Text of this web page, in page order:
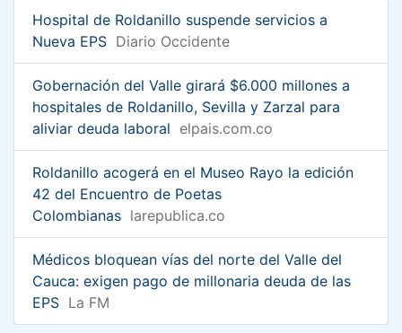
Hospital de Roldanillo suspende servicios a
Nueva EPS Diario Occidente
Gobernación del Valle girará $6.000 millones a
hospitales de Roldanillo, Sevilla y Zarzal para
aliviar deuda laboral elpais.com.co
Roldanillo acogerá en el Museo Rayo la edición
42 del Encuentro de Poetas
Colombianas larepublica.co
Médicos bloquean vías del norte del Valle del
Cauca: exigen pago de millonaria deuda de las
EPS La FM